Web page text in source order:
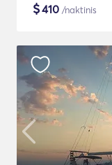
$410 /naktinis